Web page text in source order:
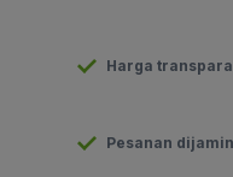
Harga
Pesanan